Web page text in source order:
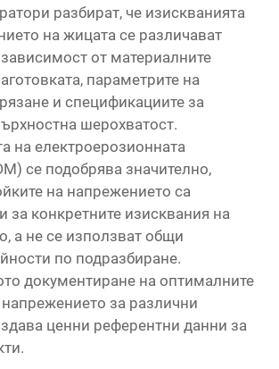
разбират, че изискванията
на жицата се различават
от материалните
параметрите на
и спецификациите за
шерохватост.
на електроерозионната
се подобрява значително,
на напрежението са
за конкретните изисквания на
а не се използват общи
по подразбиране.
документиране на оптималните
за различни
ценни референтни данни за